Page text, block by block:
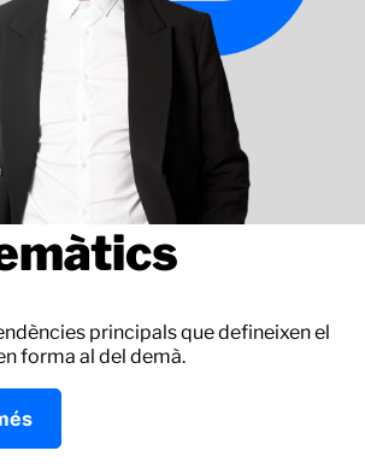
principals que defineixen el
forma al del demà.